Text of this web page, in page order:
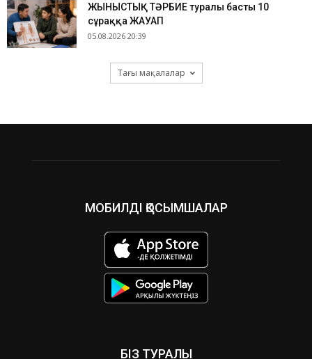
ЖЫНЫСТЫҚ ТӘРБИЕ туралы басты 10
сұраққа ЖАУАП
05.08.2026 20:39
Тағы мақалалар
МОБИЛДІ ҚОСЫМШАЛАР
БІЗ ТУРАЛЫ